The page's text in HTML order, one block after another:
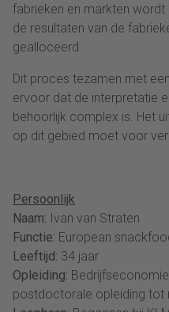
fabrieken en markten
de resultaten van de
gealloceerd.
Dit proces tezamen met
ervoor dat de interpretatie
behoorlijk complex is. Het
op dit gebied moet voor
Persoonlijk
Naam: Ivan van Straten
Functie: European
Leeftijd: 34 jaar
Opleiding:
postdoctorale opleiding tot